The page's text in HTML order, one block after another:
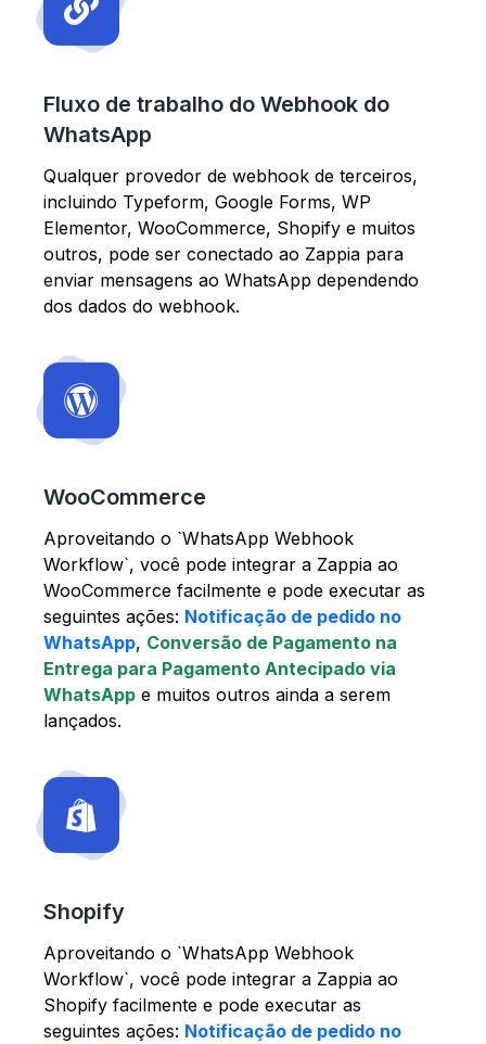
Fluxo de trabalho do Webhook do
WhatsApp
Qualquer provedor de webhook de terceiros,
incluindo Typeform, Google Forms, WP
Elementor, WooCommerce, Shopify e muitos
outros, pode ser conectado ao Zappia para
enviar mensagens ao WhatsApp dependendo
dos dados do webhook.
WooCommerce
Aproveitando o `WhatsApp Webhook
Workflow`, você pode integrar a Zappia ao
WooCommerce facilmente e pode executar as
seguintes ações: Notificação de pedido no
WhatsApp, Conversão de Pagamento na
Entrega para Pagamento Antecipado via
WhatsApp e muitos outros ainda a serem
lançados.
Shopify
Aproveitando o `WhatsApp Webhook
Workflow`, você pode integrar a Zappia ao
Shopify facilmente e pode executar as
seguintes ações: Notificação de pedido no